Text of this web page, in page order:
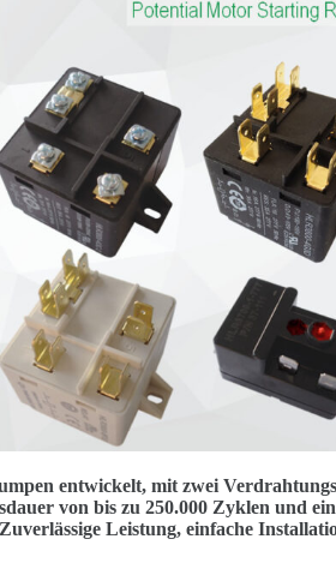
entwickelt, mit zwei
von bis zu 250.000 Zyklen und
Leistung, einfache